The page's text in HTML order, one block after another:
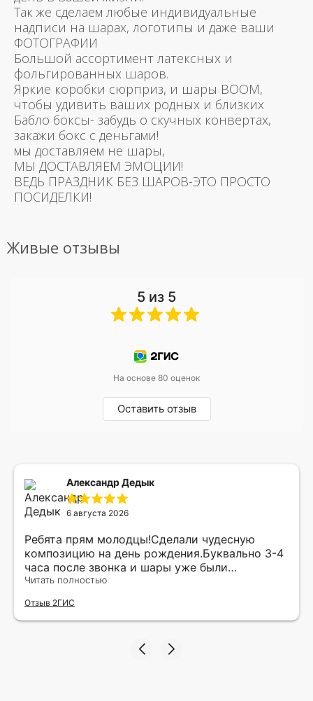
Так же сделаем любые индивидуальные
надписи на шарах, логотипы и даже ваши
ФОТОГРАФИИ
Большой ассортимент латексных и
фольгированных шаров.
Яркие коробки сюрприз, и шары BOOM,
чтобы удивить ваших родных и близких
Бабло боксы- забудь о скучных конвертах,
закажи бокс с деньгами!
мы доставляем не шары,
МЫ ДОСТАВЛЯЕМ ЭМОЦИИ!
ВЕДЬ ПРАЗДНИК БЕЗ ШАРОВ-ЭТО ПРОСТО
ПОСИДЕЛКИ!
Живые отзывы
5 из 5
На основе 80 оценок
Оставить отзыв
Александр Дедык
6 августа 2026
Ребята прям молодцы!Сделали чудесную
композицию на день рождения.Буквально 3-4
часа после звонка и шары уже были
доставлены мне по адресу.Качество
рада.
Читать полностью
Отзыв 2ГИС